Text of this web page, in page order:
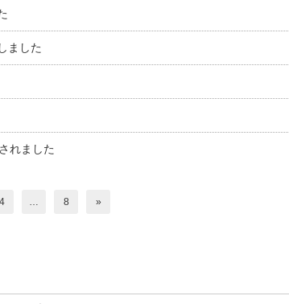
ました
れました
4 … 8 »